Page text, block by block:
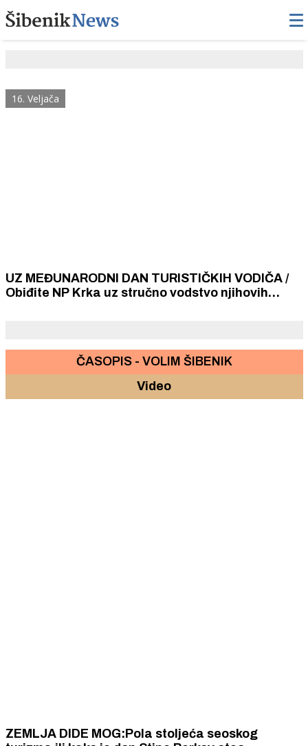
16. Veljača
UZ MEĐUNARODNI DAN TURISTIČKIH VODIČA /
Obiđite NP Krka uz stručno vodstvo njihovih
ČASOPIS - VOLIM ŠIBENIK
Video
ZEMLJA DIDE MOG:Pola stoljeća seoskog